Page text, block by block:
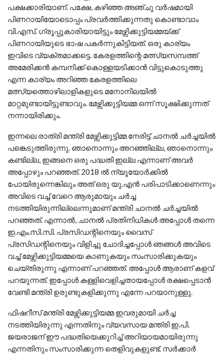
പക്ഷക്കാരിയാണ്. പക്ഷേ, കഴിഞ്ഞ അഞ്ചു വര്‍ഷമായി
പിണറായിയോടൊപ്പം പ്രവര്‍ത്തിക്കുന്നതു കൊണ്ടാവാം
വി.എസ്. ഗ്രൂപ്പുകാരിയായിട്ടും മേഴ്സിക്കുട്ടിയമ്മയ്ക്ക്
പിണറായിയുടെ ഭാഷ പകര്‍ന്നുകിട്ടിയത്. ഒരു കാര്യം
ഇവിടെ വ്യക്തമാക്കട്ടെ. കേരളത്തിന്റെ മത്സ്യസമ്പത്ത്
അമേരിക്കന്‍ കമ്പനിക്ക് കൊള്ളയടിക്കാന്‍ വിട്ടുകൊടുത്തു
എന്ന കാര്യം അറിഞ്ഞ കേരളത്തിലെ
മത്സ്യത്തൊഴിലാളികളുടെ മനോനിലയില്‍
മാറ്റമുണ്ടായിട്ടുണ്ടാവും. മേഴ്സിക്കുട്ടിയമ്മ ഒന്ന് സൂക്ഷിക്കുന്നത്
നന്നായിരിക്കും.
ഇന്നലെ രാത്രി മന്ത്രി മേഴ്സിക്കുട്ടിമ്മ നേരിട്ട് ചാനല്‍ ചര്‍ച്ചയില്‍
പങ്കെടുത്തിരുന്നു. ഞാനൊന്നും അറഞ്ഞില്ല, ഞാനൊന്നും
കണ്ടില്ല, ഇങ്ങനെ ഒരു പദ്ധതി ഇല്ല എന്നാണ് അവര്‍
അപ്പോഴും പറഞ്ഞത്. 2018 ല്‍ ന്യൂയോര്‍ക്കില്‍
പോയിരുന്നെങ്കിലും അത് ഒരു യു.എന്‍ പരിപാടിക്കാണെന്നും
അവിടെ വച്ച് വേറെ ആരുമായും ചര്‍ച്ച
നടത്തിയിരുന്നില്ലെന്നുമാണ് മന്ത്രി ചാനല്‍ ചര്‍ച്ചയില്‍
പറഞ്ഞത്. എന്നാല്‍, ചാനല്‍ പ്രതിനിധികള്‍ അപ്പോള്‍ തന്നെ
ഇ.എം.സി.സി. പ്രസിഡന്റിനെയും വൈസ്
പ്രസിഡന്റിനെയും വിളിച്ചു ചോദിച്ചപ്പോള്‍ ഞങ്ങള്‍ അവിടെ
വച്ച് മേഴ്സിക്കുട്ടിയമ്മയെ കാണുകയും സംസാരിക്കുകയും
ചെയ്തിരുന്നു എന്നാണ് പറഞ്ഞത്. അപ്പോള്‍ ആരാണ് കളവ്
പറയുന്നത്. ഇപ്പോള്‍ കള്ളിവെളിച്ചതായപ്പോള്‍ രക്ഷപ്പെടാന്‍
വേണ്ടി മന്ത്രി ഉരുണ്ടുകളിക്കുന്നു എന്നേ പറയാനുള്ളു.
ഫിഷറീസ് മന്ത്രി മേഴ്സിക്കുട്ടിയമ്മ ഇവരുമായി ചര്‍ച്ച
നടത്തിയിരുന്നു എന്നതിനും വ്യവസായ മന്ത്രി ഇ.പി.
ജയരാജന് ഈ പദ്ധതിയെക്കുറിച്ച് അറിയായമായിരുന്നു
എന്നതിനും സംസാരിക്കുന്ന തെളിവുകളുണ്ട്. സര്‍ക്കാര്‍